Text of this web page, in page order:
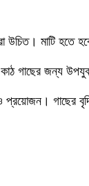
উচিত। মাটি হতে
গাছের জন্য
প্রয়োজন। গাছের